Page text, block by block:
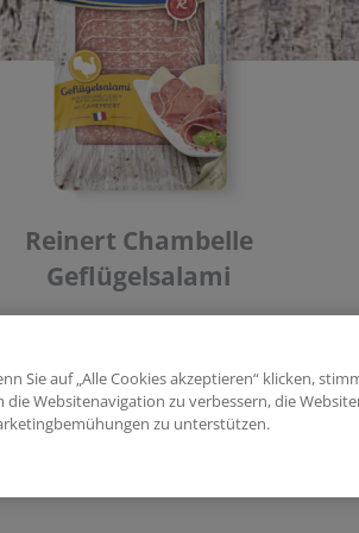
Reinert Chambelle
Geflügelsalami
Sie auf „Alle Cookies akzeptieren“ klicken,
die Websitenavigation zu verbessern, die
zu unterstützen.